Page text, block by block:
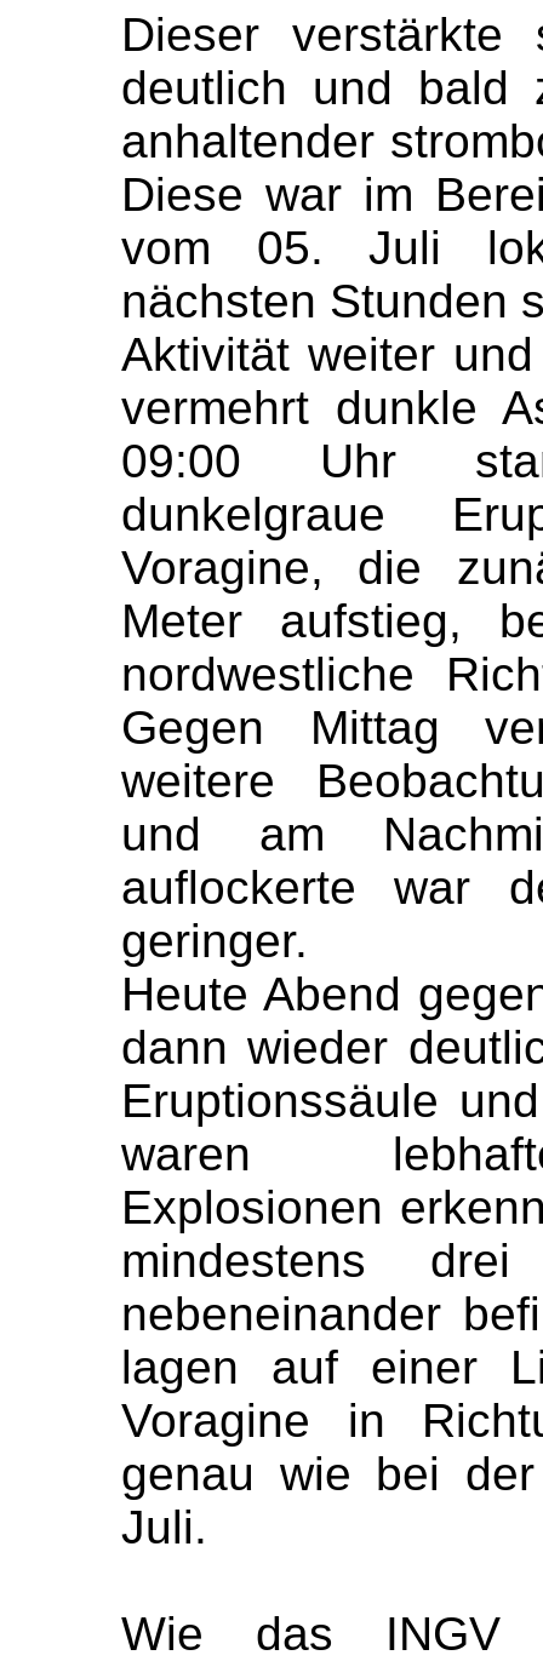
Dieser
deutlich und bald
anhaltender
Diese war im
vom 05. Juli
nächsten Stunden
Aktivität weiter
vermehrt dunkle
09:00 Uhr
dunkelgraue
Voragine, die
Meter aufstieg,
nordwestliche
Gegen Mittag
weitere
und am
auflockerte war
geringer.
Heute Abend
dann wieder
Eruptionssäule
waren
Explosionen
mindestens
nebeneinander
lagen auf einer
Voragine in
genau wie bei
Juli.
Wie das INGV